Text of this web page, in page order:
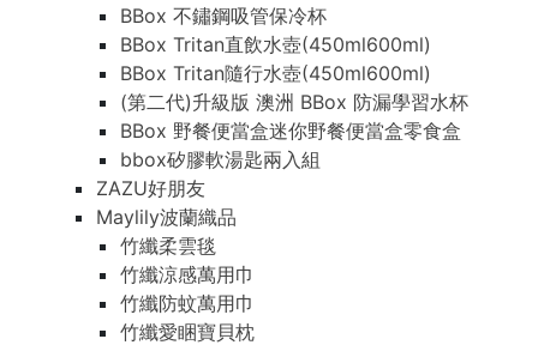
BBox 不鏽鋼吸管保冷杯
BBox Tritan直飲水壺(450ml600ml)
BBox Tritan隨行水壺(450ml600ml)
(第二代)升級版 澳洲 BBox 防漏學習水杯
BBox 野餐便當盒迷你野餐便當盒零食盒
bbox矽膠軟湯匙兩入組
ZAZU好朋友
Maylily波蘭織品
竹纖柔雲毯
竹纖涼感萬用巾
竹纖防蚊萬用巾
竹纖愛睏寶貝枕